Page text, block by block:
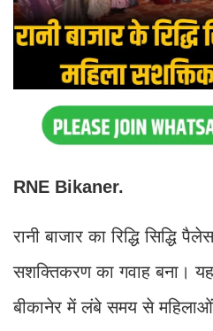
RNE Bikaner.
रानी बाजार का रिद्धि सिद्धि
सशक्तिकरण का गवाह बना।
बीकानेर में लंबे समय से